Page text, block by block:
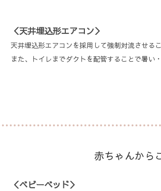
＜天井埋込形エアコン＞
天井埋込形エアコンを採用して強制対流させる
また、トイレまでダクトを配管することで暑い
赤ちゃんから
＜ベビーベッド＞